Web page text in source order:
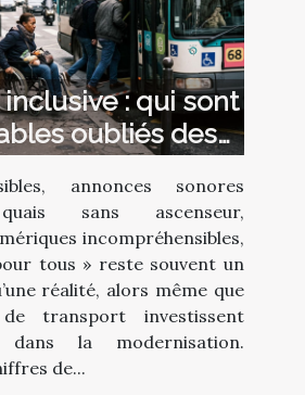
: qui sont
oubliés des
publics
annonces sonores
sans ascenseur,
incompréhensibles,
tous » reste souvent un
réalité, alors même que
transport investissent
dans la modernisation.
de...